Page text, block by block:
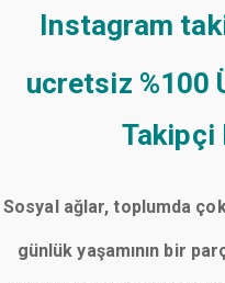
Instagram
ucretsiz %100
Takipçi
Sosyal ağlar, toplumda
günlük yaşamının bir